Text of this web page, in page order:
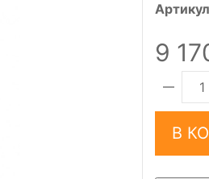
9
В